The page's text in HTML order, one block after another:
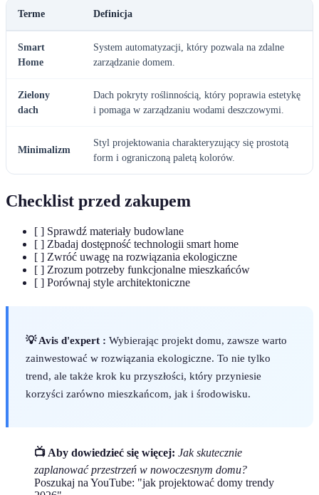
Terme Definicja
Smart
Home
System automatyzacji, który pozwala na zdalne
zarządzanie domem.
Zielony
dach
Dach pokryty roślinnością, który poprawia estetykę
i pomaga w zarządzaniu wodami deszczowymi.
Minimalizm
Styl projektowania charakteryzujący się prostotą
form i ograniczoną paletą kolorów.
Checklist przed zakupem
[ ] Sprawdź materiały budowlane
[ ] Zbadaj dostępność technologii smart home
[ ] Zwróć uwagę na rozwiązania ekologiczne
[ ] Zrozum potrzeby funkcjonalne mieszkańców
[ ] Porównaj style architektoniczne
💡 Avis d'expert : Wybierając projekt domu, zawsze warto
zainwestować w rozwiązania ekologiczne. To nie tylko
trend, ale także krok ku przyszłości, który przyniesie
korzyści zarówno mieszkańcom, jak i środowisku.
📺 Aby dowiedzieć się więcej: Jak skutecznie
zaplanować przestrzeń w nowoczesnym domu?
Poszukaj na YouTube: "jak projektować domy trendy